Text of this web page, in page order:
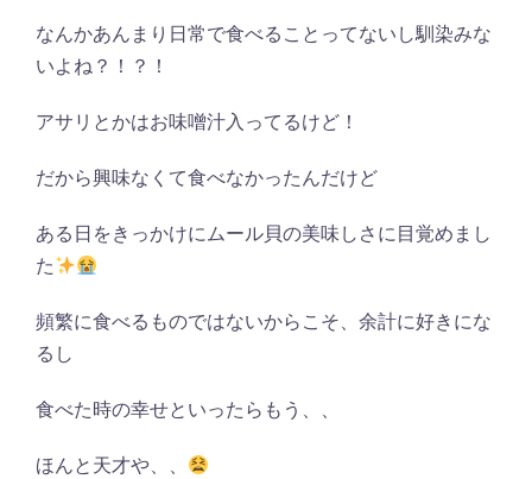
なんかあんまり日常で食べることってないし馴染みな
いよね？！？！
アサリとかはお味噌汁入ってるけど！
だから興味なくて食べなかったんだけど
ある日をきっかけにムール貝の美味しさに目覚めまし
た
頻繁に食べるものではないからこそ、余計に好きにな
るし
食べた時の幸せといったらもう、、
ほんと天才や、、